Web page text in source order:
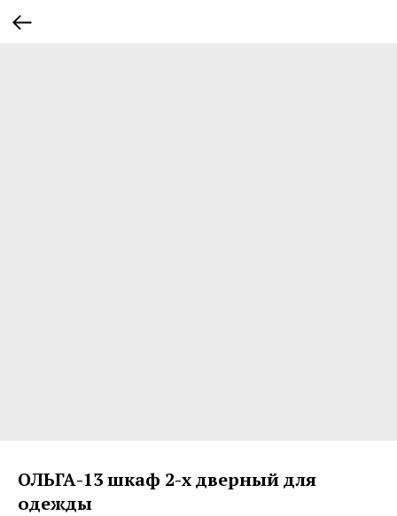
ОЛЬГА-13 шкаф 2-х дверный для
одежды